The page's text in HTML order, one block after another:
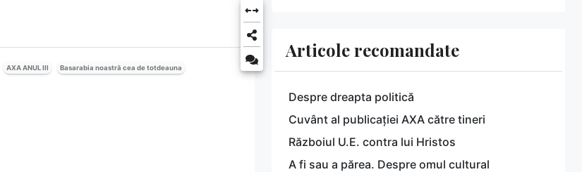
AXA ANUL III Basarabia noastră cea de totdeauna
Articole recomandate
Despre dreapta politică
Cuvânt al publicației AXA către tineri
Războiul U.E. contra lui Hristos
A fi sau a părea. Despre omul cultural